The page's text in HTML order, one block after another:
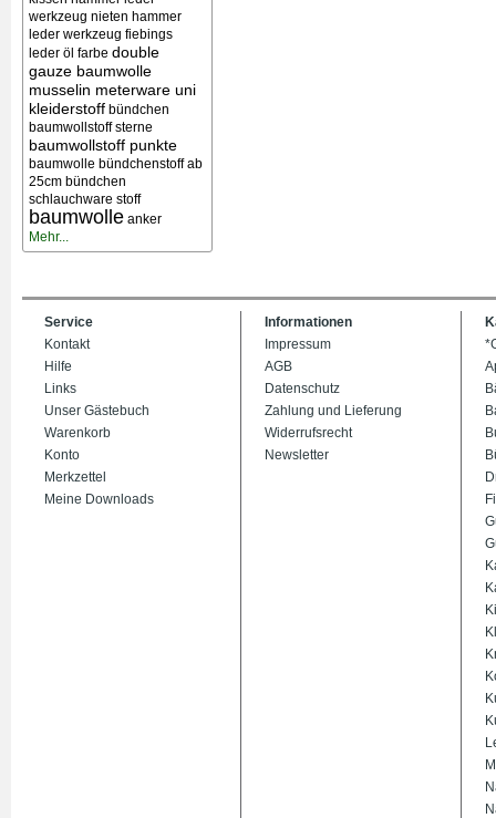
werkzeug nieten hammer
leder werkzeug fiebings
leder öl farbe double
gauze baumwolle
musselin meterware uni
kleiderstoff bündchen
baumwollstoff sterne
baumwollstoff punkte
baumwolle bündchenstoff ab
25cm bündchen
schlauchware stoff
baumwolle anker
Mehr...
Service
Kontakt
Hilfe
Links
Unser Gästebuch
Warenkorb
Konto
Merkzettel
Meine Downloads
Informationen
Impressum
AGB
Datenschutz
Zahlung und Lieferung
Widerrufsrecht
Newsletter